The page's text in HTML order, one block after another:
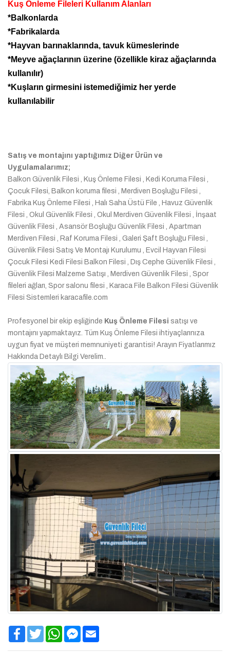
Kuş Önleme Fileleri Kullanım Alanları
*Balkonlarda
*Fabrikalarda
*Hayvan barınaklarında, tavuk kümeslerinde
*Meyve ağaçlarının üzerine (özellikle kiraz ağaçlarında
kullanılır)
*Kuşların girmesini istemediğimiz her yerde
kullanılabilir
Satış ve montajını yaptığımız Diğer Ürün ve
Uygulamalarımız;
Balkon Güvenlik Filesi , Kuş Önleme Filesi , Kedi Koruma Filesi ,
Çocuk Filesi, Balkon koruma filesi , Merdiven Boşluğu Filesi ,
Fabrika Kuş Önleme Filesi , Halı Saha Üstü File , Havuz Güvenlik
Filesi , Okul Güvenlik Filesi , Okul Merdiven Güvenlik Filesi , İnşaat
Güvenlik Filesi , Asansör Boşluğu Güvenlik Filesi , Apartman
Merdiven Filesi , Raf Koruma Filesi , Galeri Şaft Boşluğu Filesi ,
Güvenlik Filesi Satış Ve Montajı Kurulumu , Evcil Hayvan Filesi
Çocuk Filesi Kedi Filesi Balkon Filesi , Dış Cephe Güvenlik Filesi ,
Güvenlik Filesi Malzeme Satışı , Merdiven Güvenlik Filesi , Spor
fileleri ağları, Spor salonu filesi , Karaca File Balkon Filesi Güvenlik
Filesi Sistemleri karacafile.com
Profesyonel bir ekip eşliğinde Kuş Önleme Filesi satışı ve
montajını yapmaktayız. Tüm Kuş Önleme Filesi ihtiyaçlarınıza
uygun fiyat ve müşteri memnuniyeti garantisi! Arayın Fiyatlarımız
Hakkında Detaylı Bilgi Verelim..
Facebook
TwitterWhatsAppFacebook
Messenger